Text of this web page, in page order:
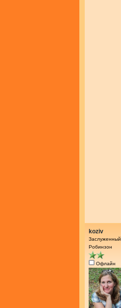
koziv
Заслуженный
Робинзон
Офлайн